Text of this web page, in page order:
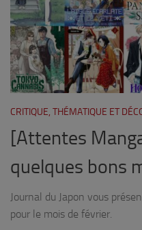
CRITIQUE, THÉMATIQUE ET
[Attentes
quelques bons
Journal du Japon vous
pour le mois de février.